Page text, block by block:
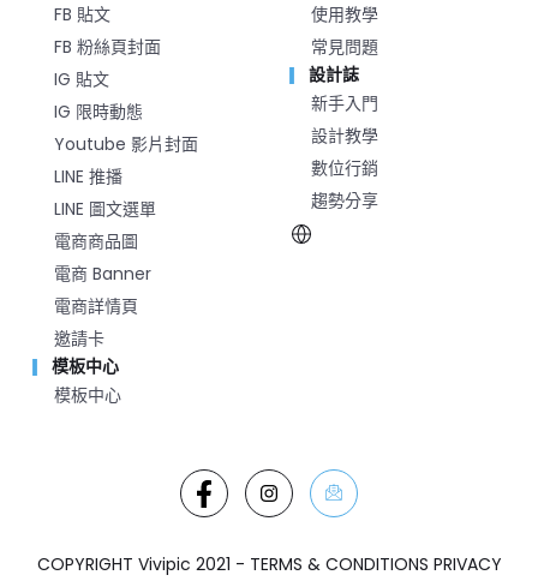
FB 貼文
FB 粉絲頁封面
IG 貼文
IG 限時動態
Youtube 影片封面
LINE 推播
LINE 圖文選單
電商商品圖
電商 Banner
電商詳情頁
邀請卡
模板中心
模板中心
使用教學
常見問題
設計誌
新手入門
設計教學
數位行銷
趨勢分享
COPYRIGHT Vivipic 2021 - TERMS & CONDITIONS PRIVACY